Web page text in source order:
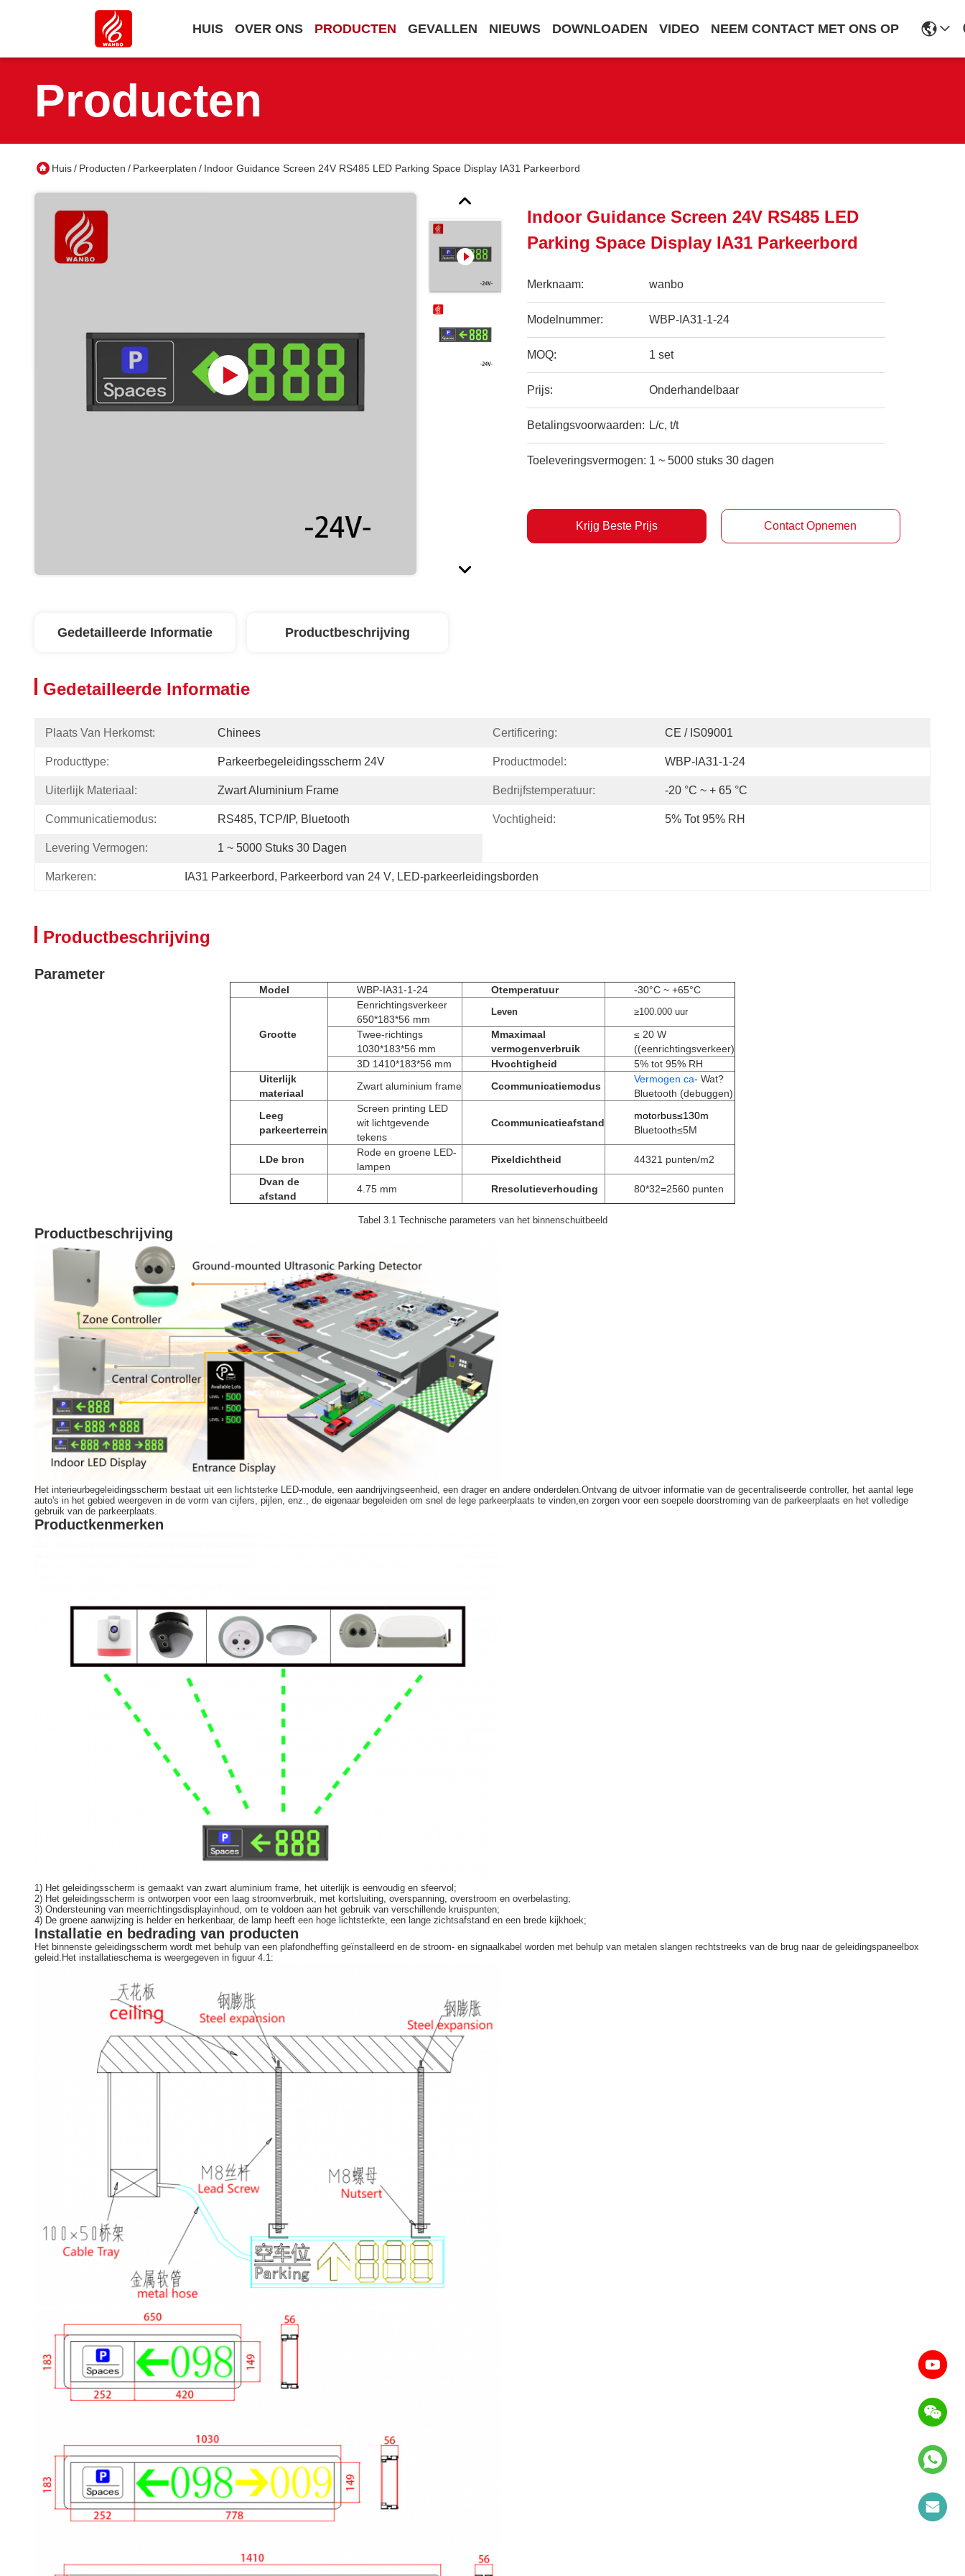
HUIS OVER ONS PRODUCTEN GEVALLEN NIEUWS DOWNLOADEN VIDEO NEEM CONTACT MET ONS OP
Producten
Huis/ Producten / Parkeerplaten / Indoor Guidance Screen 24V RS485 LED Parking Space Display IA31 Parkeerbord
Indoor Guidance Screen 24V RS485 LED
Parking Space Display IA31 Parkeerbord
Merknaam: wanbo
Modelnummer: WBP-IA31-1-24
MOQ: 1 set
Prijs: Onderhandelbaar
Betalingsvoorwaarden: L/c, t/t
Toeleveringsvermogen: 1 ~ 5000 stuks 30 dagen
Krijg Beste Prijs Contact Opnemen
Gedetailleerde Informatie Productbeschrijving
Gedetailleerde Informatie
Plaats Van Herkomst: Chinees Certificering: CE / IS09001
Producttype: Parkeerbegeleidingsscherm 24V Productmodel: WBP-IA31-1-24
Uiterlijk Materiaal: Zwart Aluminium Frame Bedrijfstemperatuur: -20 °C ~ + 65 °C
Communicatiemodus: RS485, TCP/IP, Bluetooth Vochtigheid: 5% Tot 95% RH
Levering Vermogen: 1 ~ 5000 Stuks 30 Dagen
Markeren: IA31 Parkeerbord, Parkeerbord van 24 V, LED-parkeerleidingsborden
Productbeschrijving
Parameter
Model WBP-IA31-1-24 Otemperatuur -30°C ~ +65°C
Grootte
Eenrichtingsverkeer
650*183*56 mm
Leven ≥100.000 uur
Twee-richtings
1030*183*56 mm
Mmaximaal
vermogenverbruik
≤ 20 W
((eenrichtingsverkeer)
3D 1410*183*56 mm
Hvochtigheid
5% tot 95% RH
Uiterlijk
materiaal
Zwart aluminium frame Ccommunicatiemodus
Vermogen ca- Wat?
Bluetooth (debuggen)
Leeg
parkeerterrein
Screen printing LED
wit lichtgevende
tekens
Ccommunicatieafstand
motorbus≤130m
Bluetooth≤5M
LDe bron
Rode en groene LED-
lampen
Pixeldichtheid
44321 punten/m2
Dvan de
afstand
4.75 mm Rresolutieverhouding 80*32=2560 punten
Tabel 3.1 Technische parameters van het binnenschuitbeeld
Productbeschrijving
Het interieurbegeleidingsscherm bestaat uit een lichtsterke LED-module, een aandrijvingseenheid, een drager en andere onderdelen.Ontvang de uitvoer informatie van de gecentraliseerde controller, het aantal lege
auto's in het gebied weergeven in de vorm van cijfers, pijlen, enz., de eigenaar begeleiden om snel de lege parkeerplaats te vinden,en zorgen voor een soepele doorstroming van de parkeerplaats en het volledige
gebruik van de parkeerplaats.
Productkenmerken
1) Het geleidingsscherm is gemaakt van zwart aluminium frame, het uiterlijk is eenvoudig en sfeervol;
2) Het geleidingsscherm is ontworpen voor een laag stroomverbruik, met kortsluiting, overspanning, overstroom en overbelasting;
3) Ondersteuning van meerrichtingsdisplayinhoud, om te voldoen aan het gebruik van verschillende kruispunten;
4) De groene aanwijzing is helder en herkenbaar, de lamp heeft een hoge lichtsterkte, een lange zichtsafstand en een brede kijkhoek;
Installatie en bedrading van producten
Het binnenste geleidingsscherm wordt met behulp van een plafondheffing geïnstalleerd en de stroom- en signaalkabel worden met behulp van metalen slangen rechtstreeks van de brug naar de geleidingspaneelbox
geleid.Het installatieschema is weergegeven in figuur 4.1: